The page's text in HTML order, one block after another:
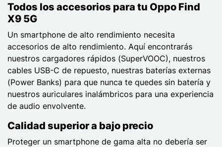
Todos los accesorios para tu Oppo Find
X9 5G
Un smartphone de alto rendimiento necesita
accesorios de alto rendimiento. Aquí encontrarás
nuestros cargadores rápidos (SuperVOOC), nuestros
cables USB-C de repuesto, nuestras baterías externas
(Power Banks) para que nunca te quedes sin batería y
nuestros auriculares inalámbricos para una experiencia
de audio envolvente.
Calidad superior a bajo precio
Proteger un smartphone de gama alta no debería ser